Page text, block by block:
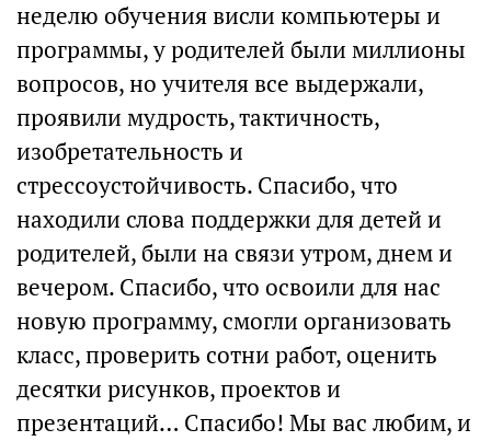
неделю обучения висли компьютеры и
программы, у родителей были миллионы
вопросов, но учителя все выдержали,
проявили мудрость, тактичность,
изобретательность и
стрессоустойчивость. Спасибо, что
находили слова поддержки для детей и
родителей, были на связи утром, днем и
вечером. Спасибо, что освоили для нас
новую программу, смогли организовать
класс, проверить сотни работ, оценить
десятки рисунков, проектов и
презентаций… Спасибо! Мы вас любим, и